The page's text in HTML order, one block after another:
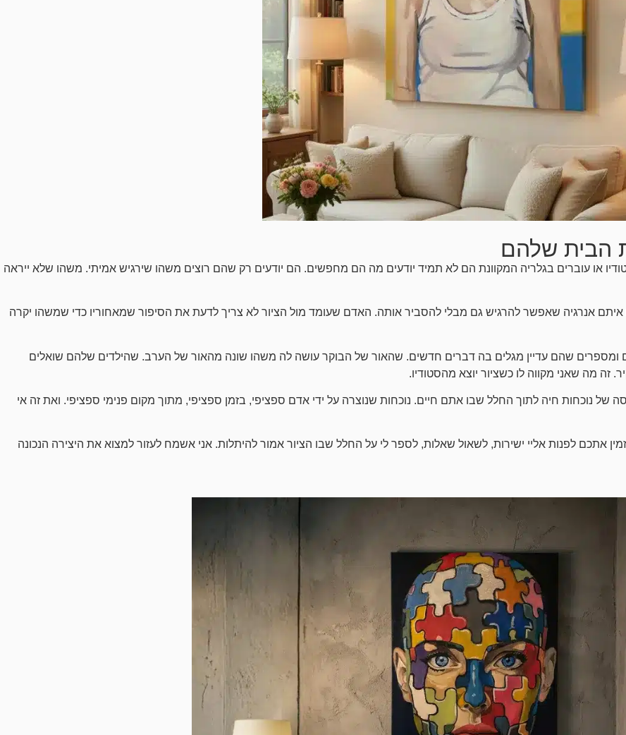
הבית שלהם
או עוברים בגלריה המקוונת הם לא תמיד יודעים מה הם מחפשים. הם יודעים רק שהם רוצים משהו שירגיש אמיתי. משהו שלא ייראה
איתם אנרגיה שאפשר להרגיש גם מבלי להסביר אותה. האדם שעומד מול הציור לא צריך לדעת את הסיפור שמאחוריו כדי שמשהו יקרה
ומספרים שהם עדיין מגלים בה דברים חדשים. שהאור של הבוקר עושה לה משהו שונה מהאור של הערב. שהילדים שלהם שואלים
מה שאני מקווה לו כשציור יוצא מהסטודיו.
של נוכחות חיה לתוך החלל שבו אתם חיים. נוכחות שנוצרה על ידי אדם ספציפי, בזמן ספציפי, מתוך מקום פנימי ספציפי. ואת זה אי
אתכם לפנות אליי ישירות, לשאול שאלות, לספר לי על החלל שבו הציור אמור להיתלות. אני אשמח לעזור למצוא את היצירה הנכונה